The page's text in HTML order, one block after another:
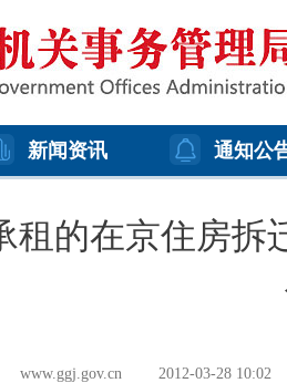
新闻资讯 通知公
租的在京住房拆
www.ggj.gov.cn 2012-03-28 10:02